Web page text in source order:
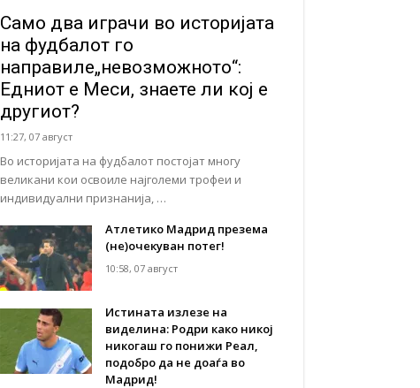
Само два играчи во историјата
на фудбалот го
направиле„невозможното“:
Едниот е Меси, знаете ли кој е
другиот?
11:27, 07 август
Во историјата на фудбалот постојат многу
великани кои освоиле најголеми трофеи и
индивидуални признанија, …
Атлетико Мадрид презема
(не)очекуван потег!
10:58, 07 август
Истината излезе на
виделина: Родри како никој
никогаш го понижи Реал,
подобро да не доаѓа во
Мадрид!